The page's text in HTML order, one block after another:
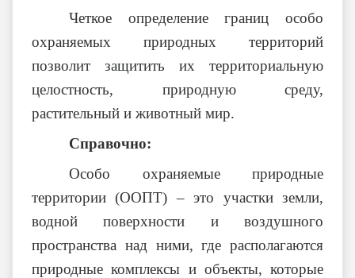
Четкое определение границ особо
охраняемых природных территорий
позволит защитить их территориальную
целостность, природную среду,
растительный и животный мир.
Справочно:
Особо охраняемые природные
территории (ООПТ) – это участки земли,
водной поверхности и воздушного
пространства над ними, где располагаются
природные комплексы и объекты, которые